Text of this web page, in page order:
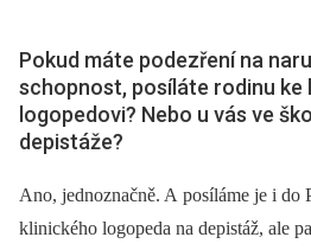
Pokud máte podezření na
schopnost, posíláte rodinu ke
logopedovi? Nebo u vás ve
depistáže?
Ano, jednoznačně. A posíláme je i do
klinického logopeda na depistáž, ale